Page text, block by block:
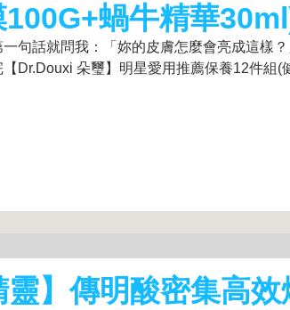
蝸牛精華
句話就問我：「妳的皮膚怎麼會亮成這樣
Dr.Douxi 朵璽】明星愛用推薦保養12件組(
靈】傳明酸密集高